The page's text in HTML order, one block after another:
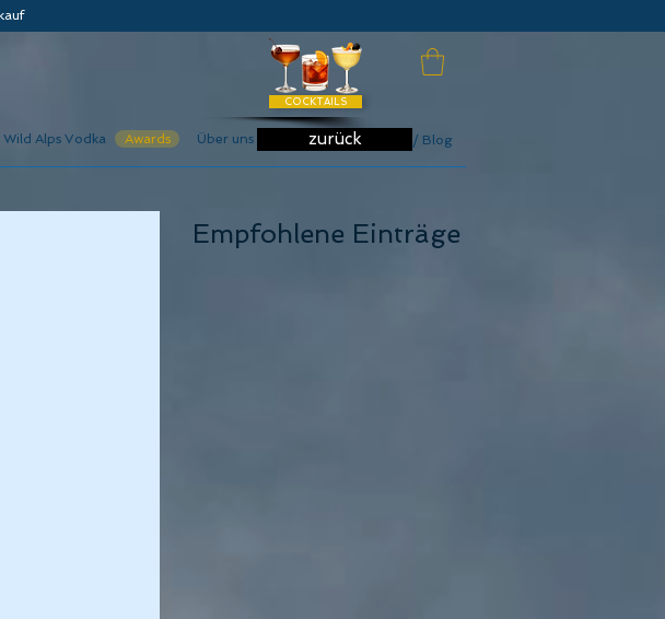
COCKTAILS
Wild Alps Vodka Awards Über uns News / Blog
zurück
Empfohlene Einträge